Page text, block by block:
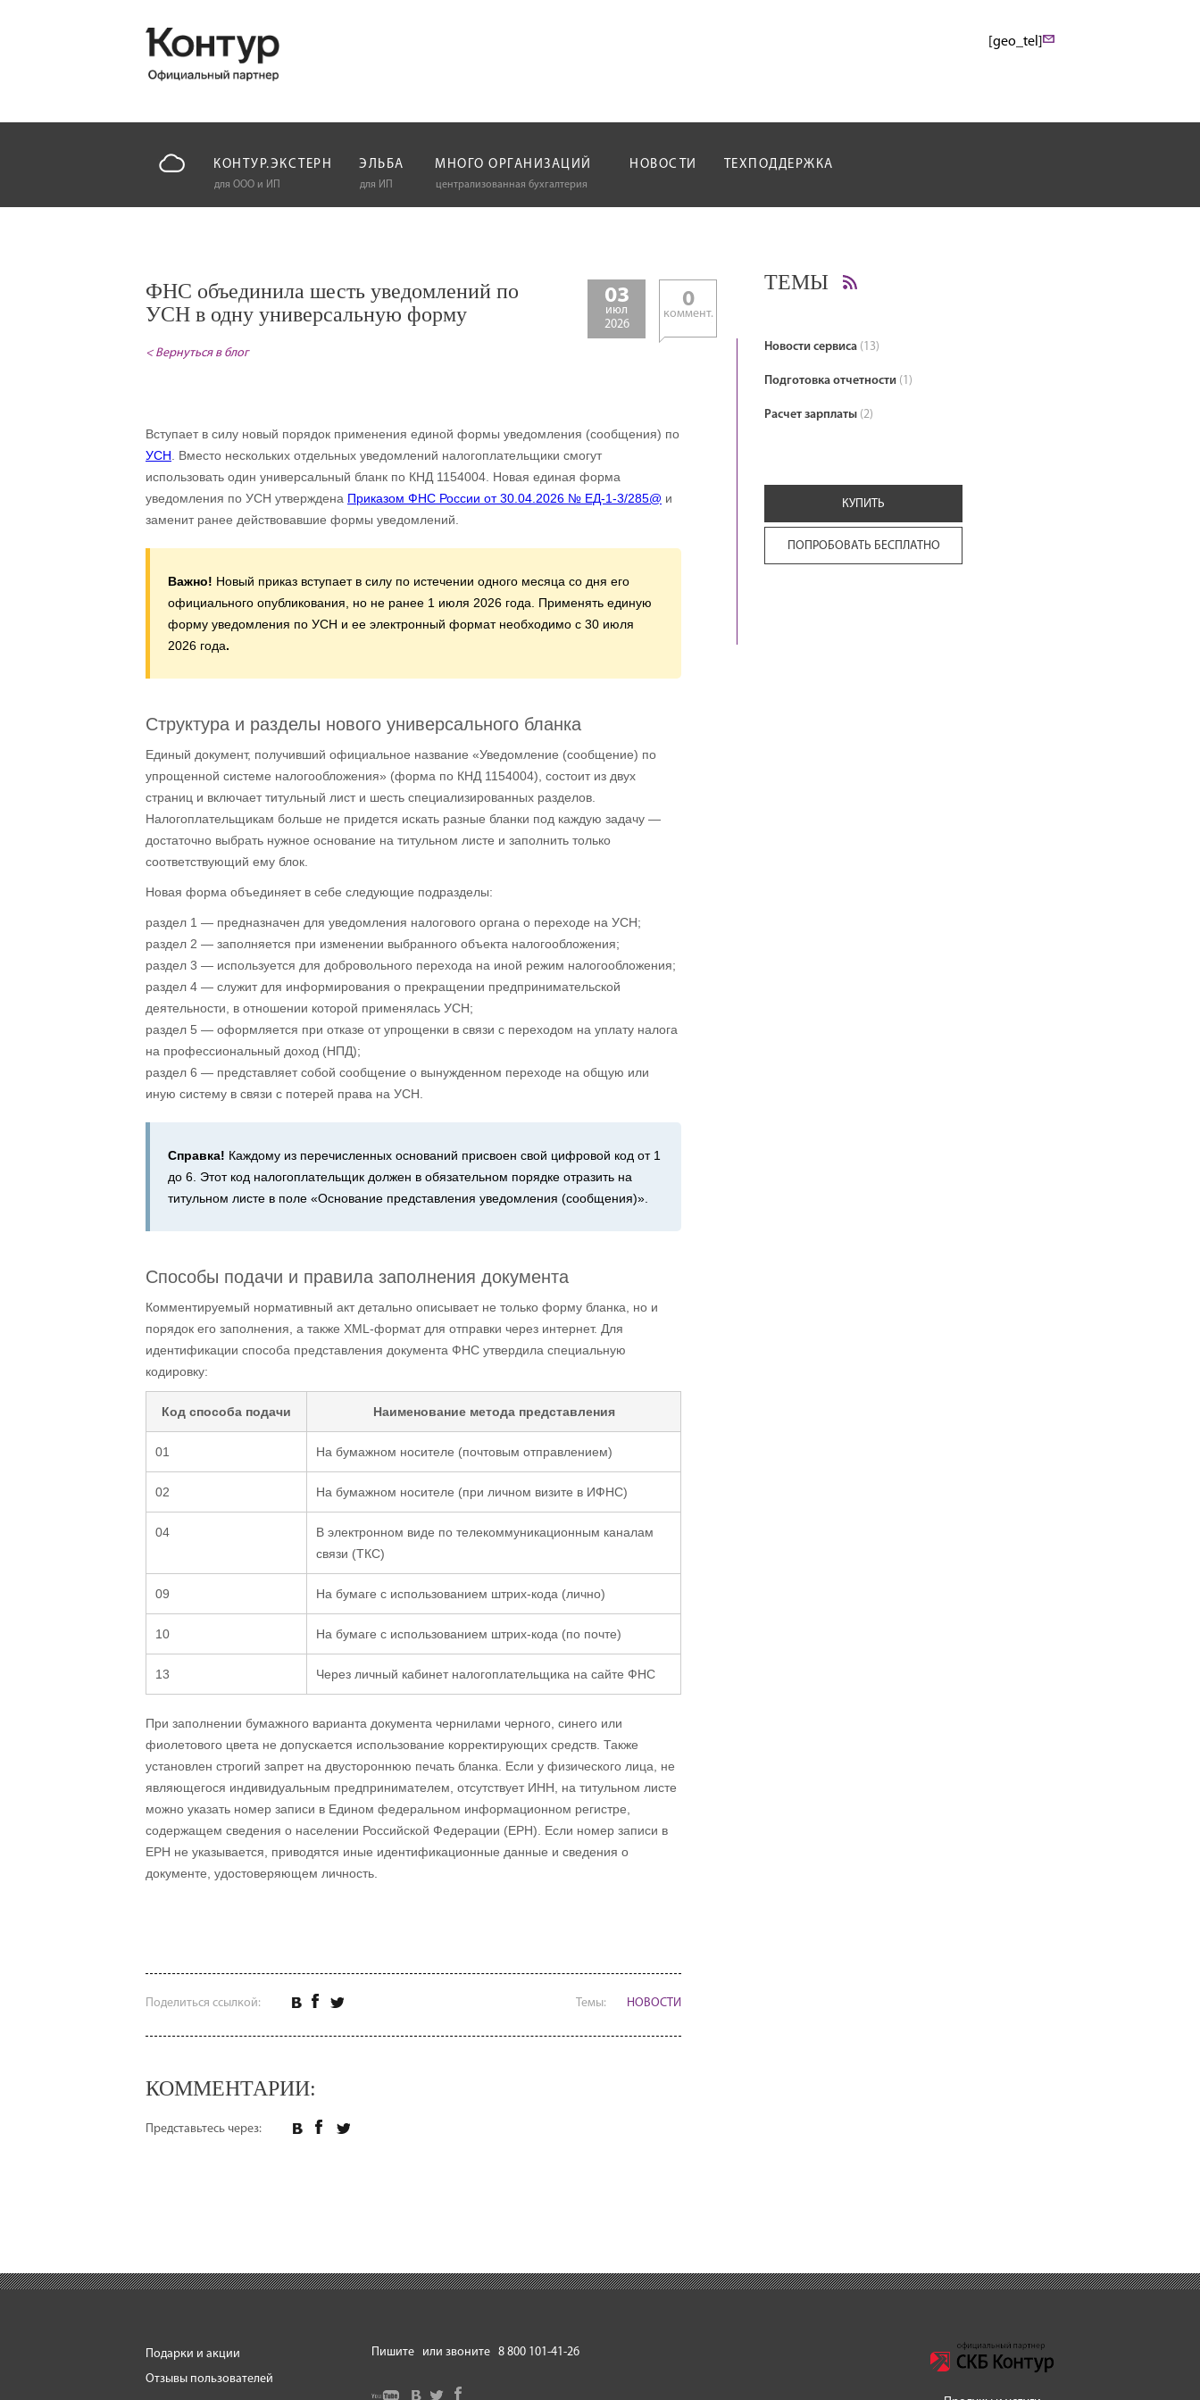
[geo_tel]
КОНТУР.ЭКСТЕРН
для ООО и ИП
ЭЛЬБА
для ИП
МНОГО ОРГАНИЗАЦИЙ
централизованная бухгалтерия
НОВОСТИ ТЕХПОДДЕРЖКА
ФНС объединила шесть уведомлений по
УСН в одну универсальную форму
03
июл
2026
0
коммент.
< Вернуться в блог
Вступает в силу новый порядок применения единой формы уведомления (сообщения) по
УСН . Вместо нескольких отдельных уведомлений налогоплательщики смогут
использовать один универсальный бланк по КНД 1154004. Новая единая форма
уведомления по УСН утверждена Приказом ФНС России от 30.04.2026 № ЕД-1-3/285@ и
заменит ранее действовавшие формы уведомлений.
Важно! Новый приказ вступает в силу по истечении одного месяца со дня его
официального опубликования, но не ранее 1 июля 2026 года. Применять единую
форму уведомления по УСН и ее электронный формат необходимо с 30 июля
2026 года.
Структура и разделы нового универсального бланка
Единый документ, получивший официальное название «Уведомление (сообщение) по
упрощенной системе налогообложения» (форма по КНД 1154004), состоит из двух
страниц и включает титульный лист и шесть специализированных разделов.
Налогоплательщикам больше не придется искать разные бланки под каждую задачу —
достаточно выбрать нужное основание на титульном листе и заполнить только
соответствующий ему блок.
Новая форма объединяет в себе следующие подразделы:
раздел 1 — предназначен для уведомления налогового органа о переходе на УСН;
раздел 2 — заполняется при изменении выбранного объекта налогообложения;
раздел 3 — используется для добровольного перехода на иной режим налогообложения;
раздел 4 — служит для информирования о прекращении предпринимательской
деятельности, в отношении которой применялась УСН;
раздел 5 — оформляется при отказе от упрощенки в связи с переходом на уплату налога
на профессиональный доход (НПД);
раздел 6 — представляет собой сообщение о вынужденном переходе на общую или
иную систему в связи с потерей права на УСН.
Справка! Каждому из перечисленных оснований присвоен свой цифровой код от 1
до 6. Этот код налогоплательщик должен в обязательном порядке отразить на
титульном листе в поле «Основание представления уведомления (сообщения)».
Способы подачи и правила заполнения документа
Комментируемый нормативный акт детально описывает не только форму бланка, но и
порядок его заполнения, а также XML-формат для отправки через интернет. Для
идентификации способа представления документа ФНС утвердила специальную
кодировку:
Код способа подачи Наименование метода представления
01 На бумажном носителе (почтовым отправлением)
02 На бумажном носителе (при личном визите в ИФНС)
04
В электронном виде по телекоммуникационным каналам
связи (ТКС)
09 На бумаге с использованием штрих-кода (лично)
10 На бумаге с использованием штрих-кода (по почте)
13 Через личный кабинет налогоплательщика на сайте ФНС
При заполнении бумажного варианта документа чернилами черного, синего или
фиолетового цвета не допускается использование корректирующих средств. Также
установлен строгий запрет на двустороннюю печать бланка. Если у физического лица, не
являющегося индивидуальным предпринимателем, отсутствует ИНН, на титульном листе
можно указать номер записи в Едином федеральном информационном регистре,
содержащем сведения о населении Российской Федерации (ЕРН). Если номер записи в
ЕРН не указывается, приводятся иные идентификационные данные и сведения о
документе, удостоверяющем личность.
Поделиться ссылкой: Темы: НОВОСТИ
КОММЕНТАРИИ:
Представьтесь через:
ТЕМЫ
Новости сервиса (13)
Подготовка отчетности (1)
Расчет зарплаты (2)
КУПИТЬ
ПОПРОБОВАТЬ БЕСПЛАТНО
Подарки и акции
Отзывы пользователей
Пишите или звоните 8 800 101-41-26